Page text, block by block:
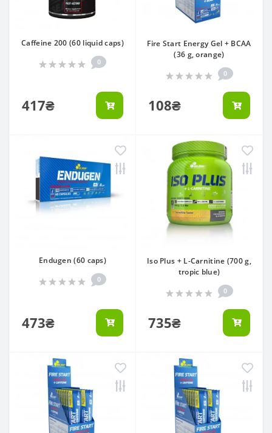
Caffeine 200 (60 liquid caps)
0
417₴
Fire Start Energy Gel + BCAA
(36 g, orange)
0
108₴
Endugen (60 caps)
0
473₴
Iso Plus + L-Carnitine (700 g,
tropic blue)
0
735₴